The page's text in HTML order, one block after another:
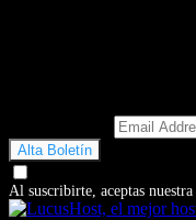
Al suscribirte, aceptas nuestra